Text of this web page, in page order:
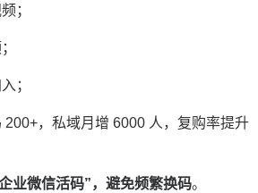
；
；
200+，私域月增 6000 人，复购率提升
业微信活码”，避免频繁换码。